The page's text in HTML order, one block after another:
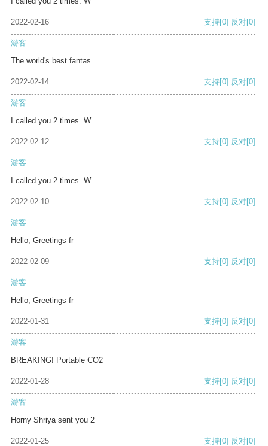
2022-02-16 支持[0] 反对[0]
游客
The world's best fantas
2022-02-14 支持[0] 反对[0]
游客
I called you 2 times. W
2022-02-12 支持[0] 反对[0]
游客
I called you 2 times. W
2022-02-10 支持[0] 反对[0]
游客
Hello, Greetings fr
2022-02-09 支持[0] 反对[0]
游客
Hello, Greetings fr
2022-01-31 支持[0] 反对[0]
游客
BREAKING! Portable CO2
2022-01-28 支持[0] 反对[0]
游客
Horny Shriya sent you 2
2022-01-25 支持[0] 反对[0]